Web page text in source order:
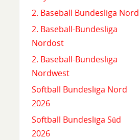
2. Baseball Bundesliga Nord
2. Baseball-Bundesliga
Nordost
2. Baseball-Bundesliga
Nordwest
Softball Bundesliga Nord
2026
Softball Bundesliga Süd
2026